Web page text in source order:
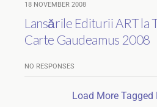
18 NOVEMBER 2008
Lansările Editurii ART la
Carte Gaudeamus 2008
NO RESPONSES
Load More